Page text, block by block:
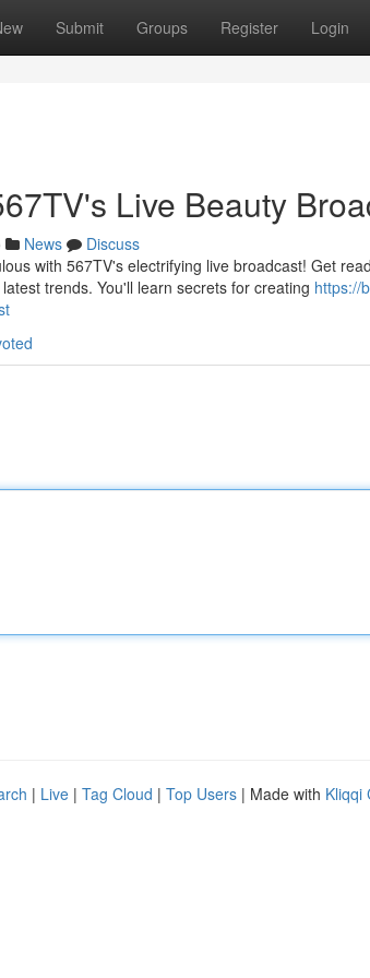
Submit Groups Register Login
Live Beauty
News
Discuss
with 567TV's electrifying live broadcast! Get
trends. You'll learn secrets for creating https://
| Live | Tag Cloud | Top Users | Made with Kliqqi